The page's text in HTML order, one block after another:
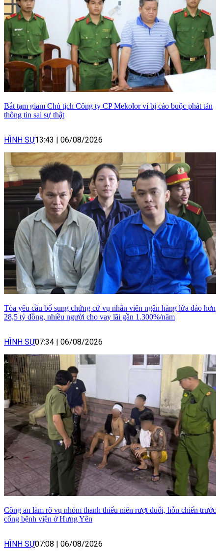
Bắt tạm giam Chủ tịch Công ty CP Mekolor vì bị cáo buộc phát tán
thông tin sai sự thật
HÌNH SỰ13:43 | 06/08/2026
Tòa yêu cầu bổ sung chứng cứ vụ nhân viên ngân hàng lừa đảo hơn
28,5 tỷ đồng, nhiều người cho vay lãi gần 1.300%/năm
HÌNH SỰ07:34 | 06/08/2026
Công an làm rõ vụ nhóm thanh thiếu niên rượt đuổi, hỗn chiến trước
cổng bệnh viện ở Hưng Yên
HÌNH SỰ07:08 | 06/08/2026